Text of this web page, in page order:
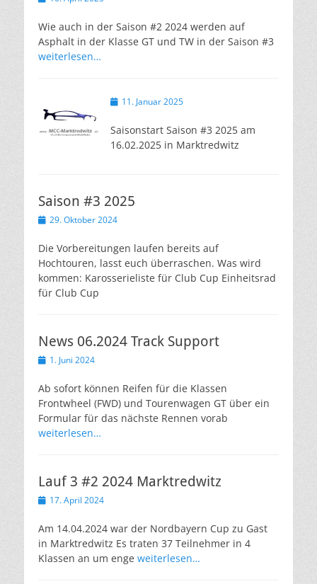
Wie auch in der Saison #2 2024 werden auf
Asphalt in der Klasse GT und TW in der Saison #3
weiterlesen…
Veröffentlicht
11. Januar 2025
Saisonstart Saison #3 2025 am
16.02.2025 in Marktredwitz
Saison #3 2025
Veröffentlicht
29. Oktober 2024
Die Vorbereitungen laufen bereits auf
Hochtouren, lasst euch überraschen. Was wird
kommen: Karosserieliste für Club Cup Einheitsrad
für Club Cup
News 06.2024 Track Support
Veröffentlicht
1. Juni 2024
Ab sofort können Reifen für die Klassen
Frontwheel (FWD) und Tourenwagen GT über ein
Formular für das nächste Rennen vorab
weiterlesen…
Lauf 3 #2 2024 Marktredwitz
Veröffentlicht
17. April 2024
Am 14.04.2024 war der Nordbayern Cup zu Gast
in Marktredwitz Es traten 37 Teilnehmer in 4
Klassen an um enge weiterlesen…